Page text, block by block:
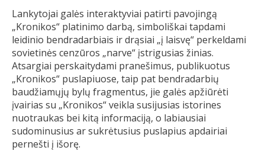
Lankytojai galės interaktyviai patirti pavojingą
„Kronikos“ platinimo darbą, simboliškai tapdami
leidinio bendradarbiais ir drąsiai „į laisvę“ perkeldami
sovietinės cenzūros „narve“ įstrigusias žinias.
Atsargiai perskaitydami pranešimus, publikuotus
„Kronikos“ puslapiuose, taip pat bendradarbių
baudžiamųjų bylų fragmentus, jie galės apžiūrėti
įvairias su „Kronikos“ veikla susijusias istorines
nuotraukas bei kitą informaciją, o labiausiai
sudominusius ar sukrėtusius puslapius apdairiai
pernešti į išorę.